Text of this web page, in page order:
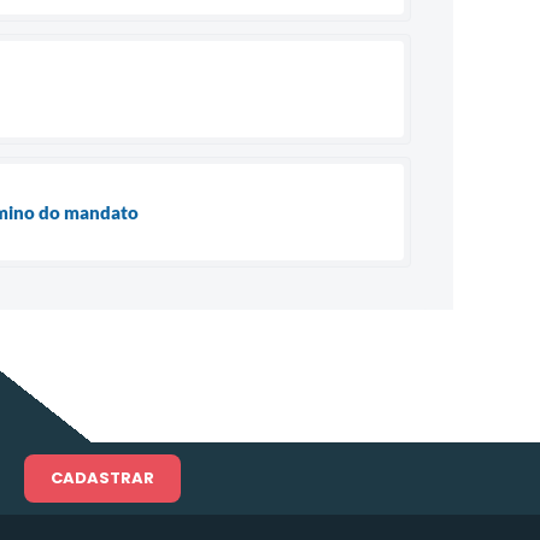
do mandato
CADASTRAR